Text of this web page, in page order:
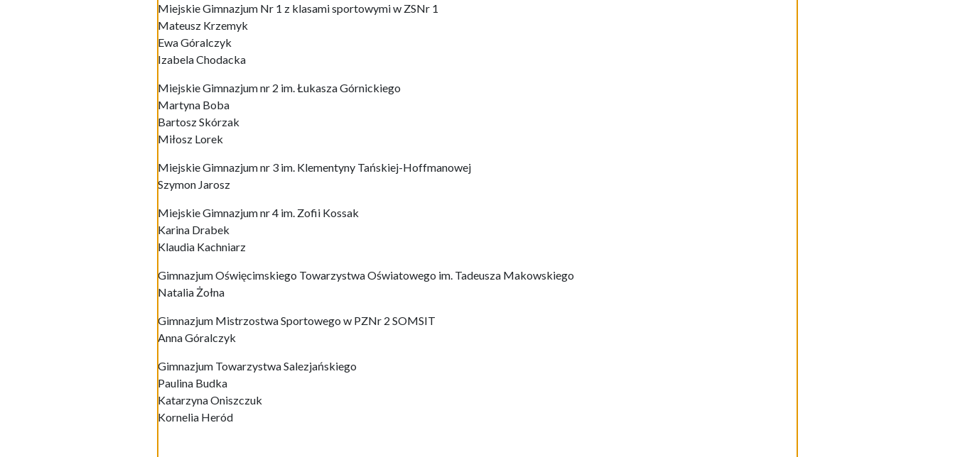
Miejskie Gimnazjum Nr 1 z klasami sportowymi w ZSNr 1
Mateusz Krzemyk
Ewa Góralczyk
Izabela Chodacka
Miejskie Gimnazjum nr 2 im. Łukasza Górnickiego
Martyna Boba
Bartosz Skórzak
Miłosz Lorek
Miejskie Gimnazjum nr 3 im. Klementyny Tańskiej-Hoffmanowej
Szymon Jarosz
Miejskie Gimnazjum nr 4 im. Zofii Kossak
Karina Drabek
Klaudia Kachniarz
Gimnazjum Oświęcimskiego Towarzystwa Oświatowego im. Tadeusza Makowskiego
Natalia Żołna
Gimnazjum Mistrzostwa Sportowego w PZNr 2 SOMSIT
Anna Góralczyk
Gimnazjum Towarzystwa Salezjańskiego
Paulina Budka
Katarzyna Oniszczuk
Kornelia Heród